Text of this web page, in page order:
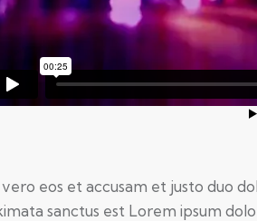
eos et accusam et justo duo
sanctus est Lorem ipsum